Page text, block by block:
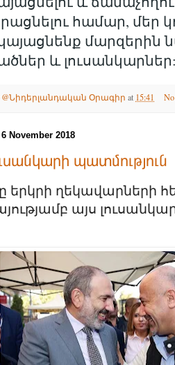
համար, մեր
մարզերին
և
@Նիդերլանդական Օրագիր at 15:41
November 2018
պատմություն
երկրի ղեկավարների
այս